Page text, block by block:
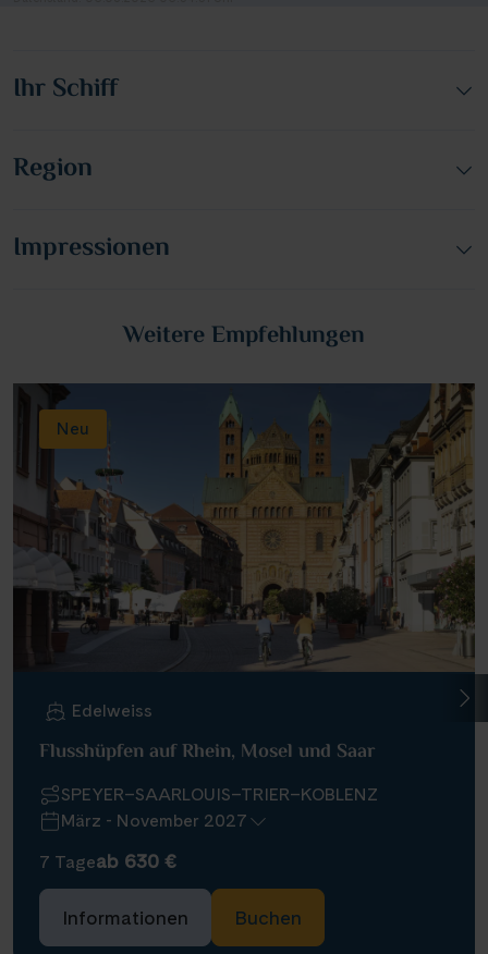
Ihr Schiff
Region
Impressionen
Weitere Empfehlungen
Neu
Edelweiss
Flusshüpfen auf Rhein, Mosel und Saar
SPEYER–SAARLOUIS–TRIER–KOBLENZ
März - November 2027
7 Tageab 630 €
Informationen Buchen